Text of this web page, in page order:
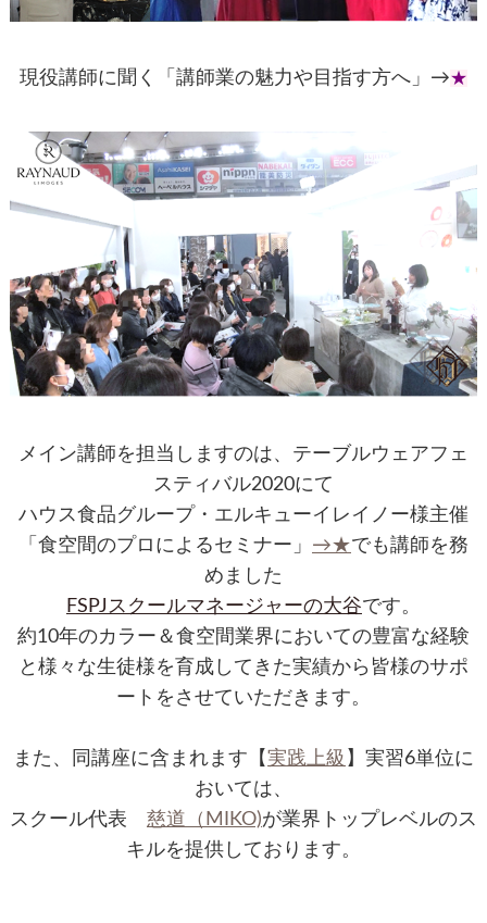
現役講師に聞く「講師業の魅力や目指す方へ」→★
メイン講師を担当しますのは、 テーブルウェアフェ
スティバル2020にて
ハウス食品グループ・エルキューイレイノー様主催
「食空間のプロによるセミナー」 →★でも講師を務
めました
FSPJスクールマネージャーの大谷です。
約10年のカラー＆食空間業界においての豊富な経験
と様々な生徒様を育成してきた実績から皆様のサポ
ートをさせていただきます。
また、同講座に含まれます【実践上級 】実習6単位に
おいては、
スクール代表 慈道（MIKO)が業界トップレベルのス
キルを提供しております。